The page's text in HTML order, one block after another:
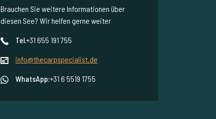
Brauchen Sie weitere Informationen über
diesen See? Wir helfen gerne weiter
Tel.+31 655 191 755
info@thecarpspecialist.de
WhatsApp:+31 6 5519 1755